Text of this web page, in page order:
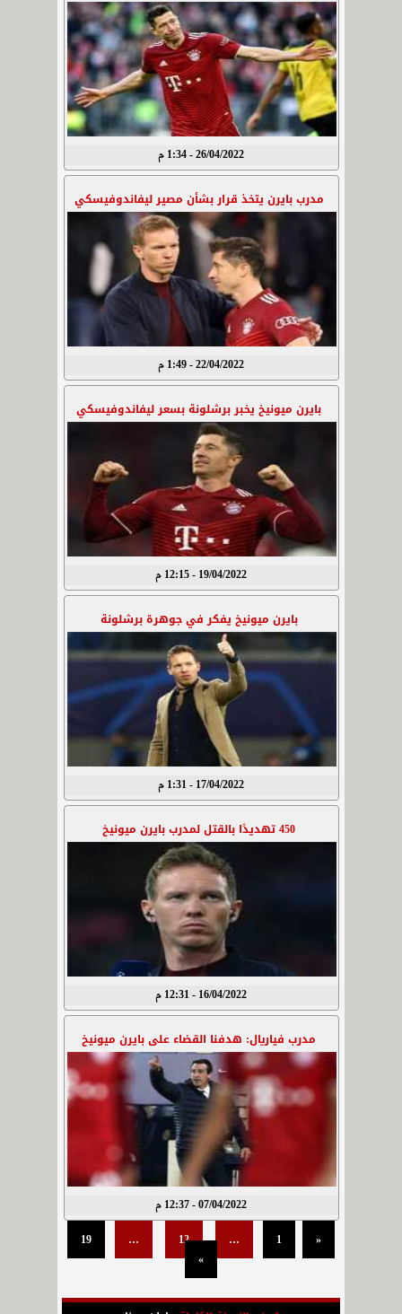
26/04/2022 - 1:34 م
مدرب بايرن يتخذ قرار بشأن مصير ليفاندوفيسكي
22/04/2022 - 1:49 م
بايرن ميونيخ يخبر برشلونة بسعر ليفاندوفيسكي
19/04/2022 - 12:15 م
بايرن ميونيخ يفكر في جوهرة برشلونة
17/04/2022 - 1:31 م
450 تهديدًا بالقتل لمدرب بايرن ميونيخ
16/04/2022 - 12:31 م
مدرب فياريال: هدفنا القضاء على بايرن ميونيخ
07/04/2022 - 12:37 م
«
1
…
12
…
19
»